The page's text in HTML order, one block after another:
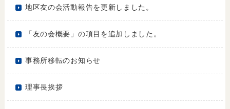
地区友の会活動報告を更新しました。
「友の会概要」の項目を追加しました。
事務所移転のお知らせ
理事長挨拶